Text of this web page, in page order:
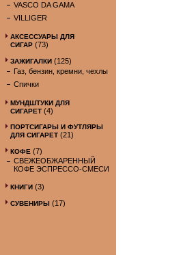
VASCO DA GAMA
VILLIGER
АКСЕССУАРЫ ДЛЯ
СИГАР (73)
ЗАЖИГАЛКИ (125)
Газ, бензин, кремни, чехлы
Спички
МУНДШТУКИ ДЛЯ
СИГАРЕТ (4)
ПОРТСИГАРЫ И ФУТЛЯРЫ
ДЛЯ СИГАРЕТ (21)
КОФЕ (7)
СВЕЖЕОБЖАРЕННЫЙ
КОФЕ ЭСПРЕССО-СМЕСИ
КНИГИ (3)
СУВЕНИРЫ (17)